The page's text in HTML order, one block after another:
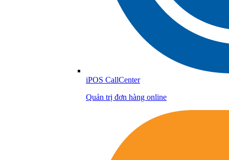
iPOS CallCenter
Quản trị đơn hàng online